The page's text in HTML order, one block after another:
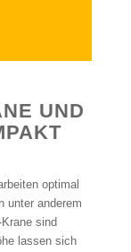
UND
optimal
unter anderem
sind
lassen sich